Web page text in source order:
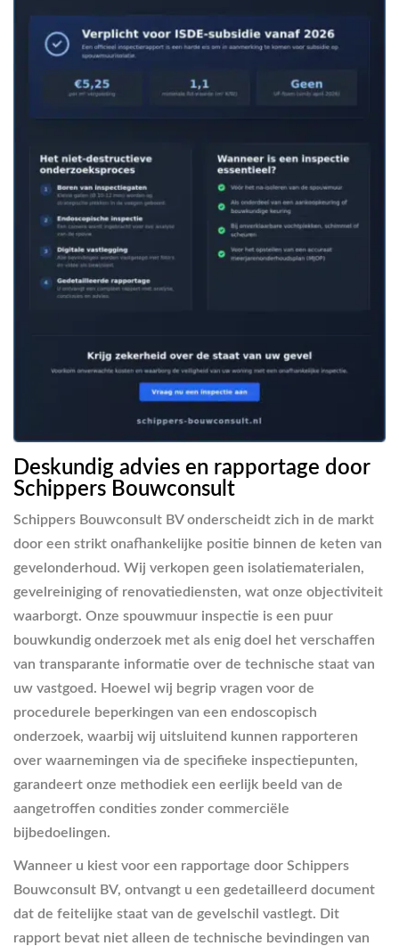
Deskundig advies en rapportage door
Schippers Bouwconsult
Schippers Bouwconsult BV onderscheidt zich in de markt
door een strikt onafhankelijke positie binnen de keten van
gevelonderhoud. Wij verkopen geen isolatiematerialen,
gevelreiniging of renovatiediensten, wat onze objectiviteit
waarborgt. Onze spouwmuur inspectie is een puur
bouwkundig onderzoek met als enig doel het verschaffen
van transparante informatie over de technische staat van
uw vastgoed. Hoewel wij begrip vragen voor de
procedurele beperkingen van een endoscopisch
onderzoek, waarbij wij uitsluitend kunnen rapporteren
over waarnemingen via de specifieke inspectiepunten,
garandeert onze methodiek een eerlijk beeld van de
aangetroffen condities zonder commerciële
bijbedoelingen.
Wanneer u kiest voor een rapportage door Schippers
Bouwconsult BV, ontvangt u een gedetailleerd document
dat de feitelijke staat van de gevelschil vastlegt. Dit
rapport bevat niet alleen de technische bevindingen van